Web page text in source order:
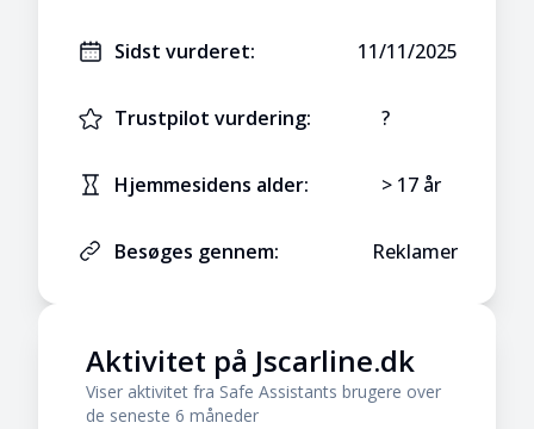
Sidst vurderet: 11/11/2025
Trustpilot vurdering: ?
Hjemmesidens alder: > 17 år
Besøges gennem: Reklamer
Aktivitet på Jscarline.dk
Viser aktivitet fra Safe Assistants brugere over
de seneste 6 måneder